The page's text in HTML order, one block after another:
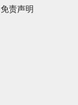
免责声明